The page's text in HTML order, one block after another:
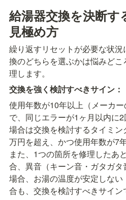
給湯器交換を決断
見極め方
繰り返すリセットが必要な状
換のどちらを選ぶかは悩みど
理します。
交換を強く検討すべきサイン：
使用年数が10年以上（メーカー
で、同じエラーが1ヶ月以内に
場合は交換を検討するタイミ
万円を超え、かつ使用年数が7
また、1つの箇所を修理したあ
合、異音（キーン音・ガタガ
場合、お湯の温度が安定しな
合も、交換を検討すべきサイン